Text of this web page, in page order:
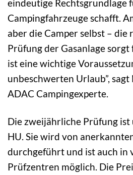
eindeutige Rechtsgrundlage
Campingfahrzeuge schafft.
aber die Camper selbst – die
Prüfung der Gasanlage
ist eine wichtige
unbeschwerten Urlaub”,
ADAC Campingexperte.
Die zweijährliche Prüfung
HU. Sie wird von
durchgeführt und ist auch in
Prüfzentren möglich. Die